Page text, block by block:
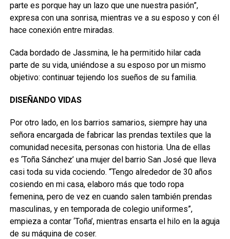
parte es porque hay un lazo que une nuestra pasión”,
expresa con una sonrisa, mientras ve a su esposo y con él
hace conexión entre miradas.
Cada bordado de Jassmina, le ha permitido hilar cada
parte de su vida, uniéndose a su esposo por un mismo
objetivo: continuar tejiendo los sueños de su familia.
DISEÑANDO VIDAS
Por otro lado, en los barrios samarios, siempre hay una
señora encargada de fabricar las prendas textiles que la
comunidad necesita, personas con historia. Una de ellas
es ‘Toña Sánchez’ una mujer del barrio San José que lleva
casi toda su vida cociendo. “Tengo alrededor de 30 años
cosiendo en mi casa, elaboro más que todo ropa
femenina, pero de vez en cuando salen también prendas
masculinas, y en temporada de colegio uniformes”,
empieza a contar ‘Toña’, mientras ensarta el hilo en la aguja
de su máquina de coser.